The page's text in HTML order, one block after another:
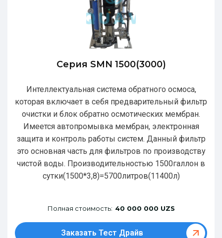
Серия SMN 1500(3000)
Интеллектуальная система обратного осмоса,
которая включает в себя предварительный фильтр
очистки и блок обратно осмотических мембран.
Имеется автопромывка мембран, электронная
защита и контроль работы систем. Данный фильтр
это основная часть для фильтров по производству
чистой воды. Производительностью 1500галлон в
сутки(1500*3,8)=5700литров(11400л)
Полная стоимость: 40 000 000 UZS
Заказать Тест Драйв